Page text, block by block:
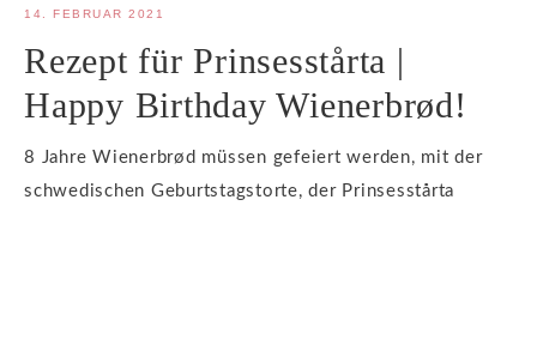
14. FEBRUAR 2021
Rezept für Prinsesstårta |
Happy Birthday Wienerbrød!
8 Jahre Wienerbrød müssen gefeiert werden, mit der
schwedischen Geburtstagstorte, der Prinsesstårta